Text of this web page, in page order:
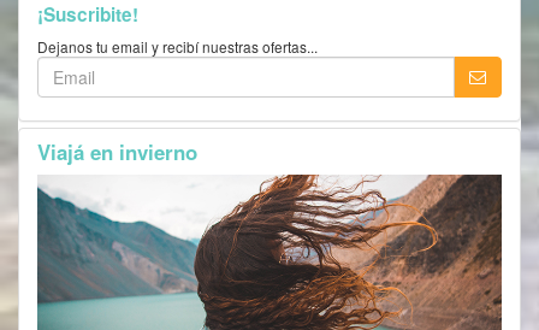
¡Suscribite!
Dejanos tu email y recibí nuestras ofertas...
Viajá en invierno